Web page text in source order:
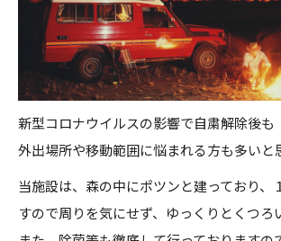
新型コロナウイルスの影響で自粛解除後も
外出場所や移動範囲に悩まれる方も多いと
当施設は、森の中にポツンと建っており、
すので周りを気にせず、ゆっくりとくつろ